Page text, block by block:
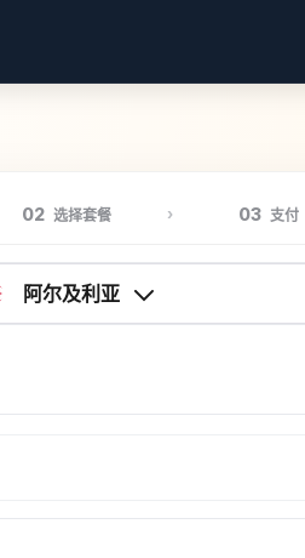
02 选择套餐 03 支付
阿尔及利亚